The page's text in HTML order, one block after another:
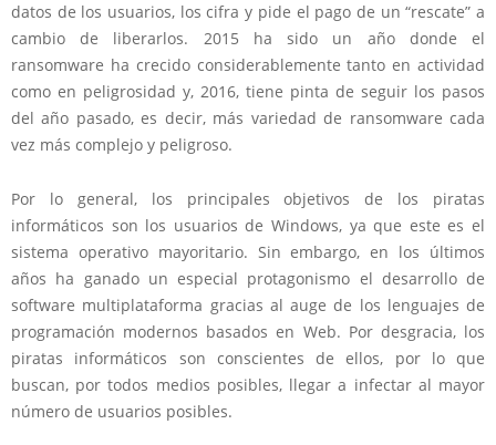
datos de los usuarios, los cifra y pide el pago de un “rescate” a
cambio de liberarlos. 2015 ha sido un año donde el
ransomware ha crecido considerablemente tanto en actividad
como en peligrosidad y, 2016, tiene pinta de seguir los pasos
del año pasado, es decir, más variedad de ransomware cada
vez más complejo y peligroso.
Por lo general, los principales objetivos de los piratas
informáticos son los usuarios de Windows, ya que este es el
sistema operativo mayoritario. Sin embargo, en los últimos
años ha ganado un especial protagonismo el desarrollo de
software multiplataforma gracias al auge de los lenguajes de
programación modernos basados en Web. Por desgracia, los
piratas informáticos son conscientes de ellos, por lo que
buscan, por todos medios posibles, llegar a infectar al mayor
número de usuarios posibles.